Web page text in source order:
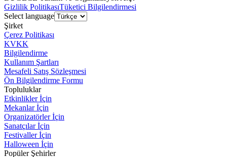
Gizlilik PolitikasıTüketici Bilgilendirmesi
Select language
Şirket
Çerez Politikası
KVKK
Bilgilendirme
Kullanım Şartları
Mesafeli Satış Sözleşmesi
Ön Bilgilendirme Formu
Topluluklar
Etkinlikler İçin
Mekanlar İçin
Organizatörler İçin
Sanatçılar İçin
Festivaller İçin
Halloween İçin
Popüler Şehirler